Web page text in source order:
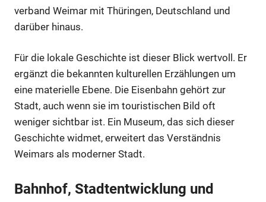
verband Weimar mit Thüringen, Deutschland und
darüber hinaus.
Für die lokale Geschichte ist dieser Blick wertvoll. Er
ergänzt die bekannten kulturellen Erzählungen um
eine materielle Ebene. Die Eisenbahn gehört zur
Stadt, auch wenn sie im touristischen Bild oft
weniger sichtbar ist. Ein Museum, das sich dieser
Geschichte widmet, erweitert das Verständnis
Weimars als moderner Stadt.
Bahnhof, Stadtentwicklung und